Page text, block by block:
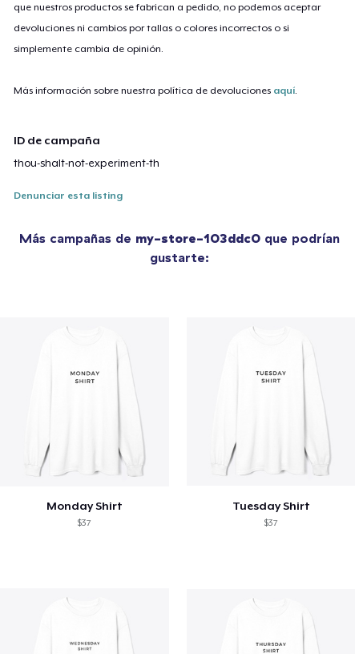
que nuestros productos se fabrican a pedido, no podemos aceptar
devoluciones ni cambios por tallas o colores incorrectos o si
simplemente cambia de opinión.
Más información sobre nuestra política de devoluciones aquí.
ID de campaña
thou-shalt-not-experiment-th
Denunciar esta listing
Más campañas de my-store-103ddc0 que podrían
gustarte:
Monday Shirt
$37
Tuesday Shirt
$37